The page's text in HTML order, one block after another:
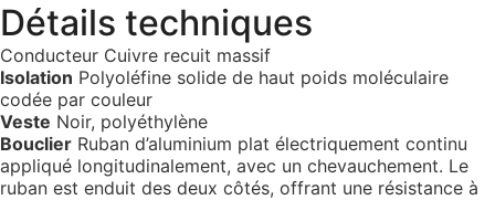
Détails techniques
Conducteur Cuivre recuit massif
Isolation Polyoléfine solide de haut poids moléculaire
codée par couleur
Veste Noir, polyéthylène
Bouclier Ruban d’aluminium plat électriquement continu
appliqué longitudinalement, avec un chevauchement. Le
ruban est enduit des deux côtés, offrant une résistance à